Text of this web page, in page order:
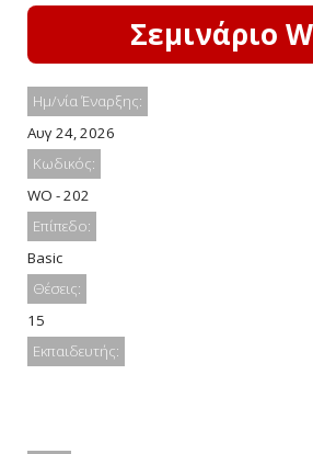
Σεμινάριο
Ημ/νία Έναρξης:
Αυγ 24, 2026
Κωδικός:
WO - 202
Επίπεδο:
Basic
Θέσεις:
15
Εκπαιδευτής: